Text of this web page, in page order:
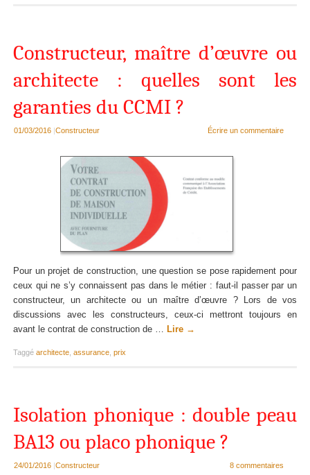
Constructeur, maître d’œuvre ou
architecte : quelles sont les
garanties du CCMI ?
01/03/2016 |Constructeur Écrire un commentaire
Pour un projet de construction, une question se pose rapidement pour
ceux qui ne s’y connaissent pas dans le métier : faut-il passer par un
constructeur, un architecte ou un maître d’œuvre ? Lors de vos
discussions avec les constructeurs, ceux-ci mettront toujours en
avant le contrat de construction de … Lire →
Taggé architecte, assurance, prix
Isolation phonique : double peau
BA13 ou placo phonique ?
24/01/2016 |Constructeur 8 commentaires